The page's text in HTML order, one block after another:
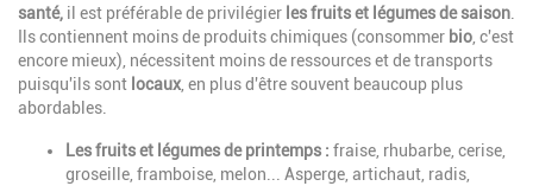
santé, il est préférable de privilégier les fruits et légumes de saison.
Ils contiennent moins de produits chimiques (consommer bio, c'est
encore mieux), nécessitent moins de ressources et de transports
puisqu'ils sont locaux, en plus d'être souvent beaucoup plus
abordables.
Les fruits et légumes de printemps : fraise, rhubarbe, cerise,
groseille, framboise, melon... Asperge, artichaut, radis,